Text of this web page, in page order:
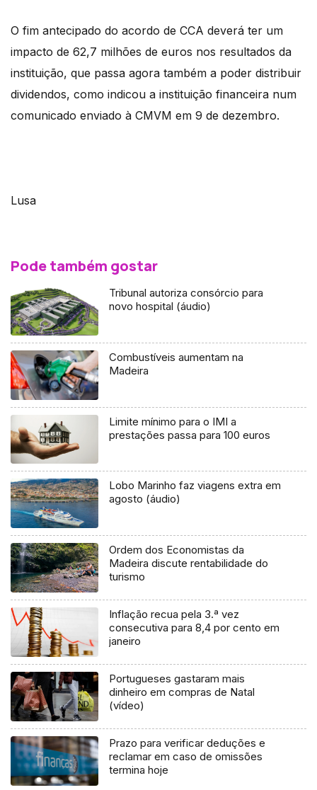
O fim antecipado do acordo de CCA deverá ter um
impacto de 62,7 milhões de euros nos resultados da
instituição, que passa agora também a poder distribuir
dividendos, como indicou a instituição financeira num
comunicado enviado à CMVM em 9 de dezembro.
Lusa
Pode também gostar
Tribunal autoriza consórcio para
novo hospital (áudio)
Combustíveis aumentam na
Madeira
Limite mínimo para o IMI a
prestações passa para 100 euros
Lobo Marinho faz viagens extra em
agosto (áudio)
Ordem dos Economistas da
Madeira discute rentabilidade do
turismo
Inflação recua pela 3.ª vez
consecutiva para 8,4 por cento em
janeiro
Portugueses gastaram mais
dinheiro em compras de Natal
(vídeo)
Prazo para verificar deduções e
reclamar em caso de omissões
termina hoje